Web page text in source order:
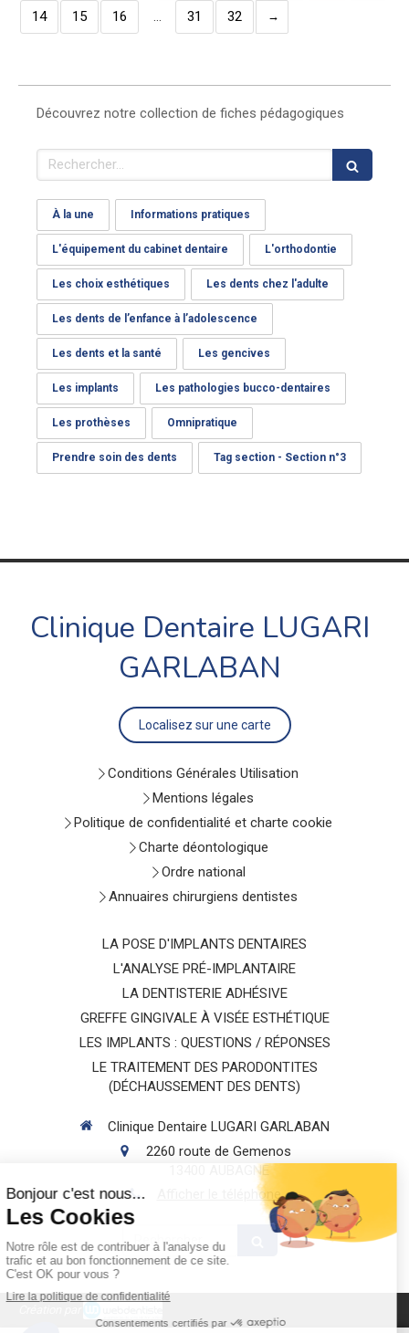
14 15 16 … 31 32
Découvrez notre collection de fiches pédagogiques
Rechercher
À la une Informations pratiques
L'équipement du cabinet dentaire L'orthodontie
Les choix esthétiques Les dents chez l'adulte
Les dents de l’enfance à l’adolescence
Les dents et la santé Les gencives
Les implants Les pathologies bucco-dentaires
Les prothèses Omnipratique
Prendre soin des dents Tag section - Section n°3
Clinique Dentaire LUGARI
GARLABAN
Localisez sur une carte
Conditions Générales Utilisation
Mentions légales
Politique de confidentialité et charte cookie
Charte déontologique
Ordre national
Annuaires chirurgiens dentistes
LA POSE D'IMPLANTS DENTAIRES
L'ANALYSE PRÉ-IMPLANTAIRE
LA DENTISTERIE ADHÉSIVE
GREFFE GINGIVALE À VISÉE ESTHÉTIQUE
LES IMPLANTS : QUESTIONS / RÉPONSES
LE TRAITEMENT DES PARODONTITES
(DÉCHAUSSEMENT DES DENTS)
Clinique Dentaire LUGARI GARLABAN
2260 route de Gemenos
AUBAGNE
Afficher le téléphone